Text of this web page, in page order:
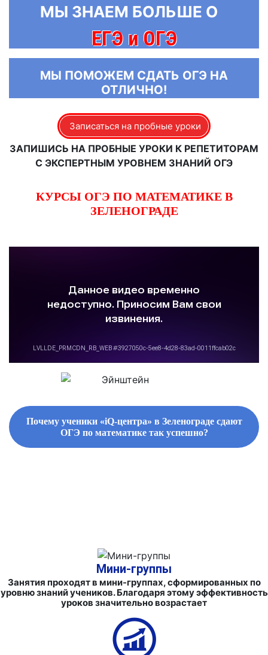
МЫ ЗНАЕМ БОЛЬШЕ О
ЕГЭ и ОГЭ
МЫ ПОМОЖЕМ СДАТЬ ОГЭ НА
ОТЛИЧНО!
Записаться на пробные уроки
ЗАПИШИСЬ НА ПРОБНЫЕ УРОКИ К РЕПЕТИТОРАМ
С ЭКСПЕРТНЫМ УРОВНЕМ ЗНАНИЙ ОГЭ
КУРСЫ ОГЭ ПО МАТЕМАТИКЕ В
ЗЕЛЕНОГРАДЕ
Почему ученики «iQ-центра» в Зеленограде сдают
ОГЭ по математике так успешно?
Мини-группы
Занятия проходят в мини-группах, сформированных по
уровню знаний учеников. Благодаря этому эффективность
уроков значительно возрастает